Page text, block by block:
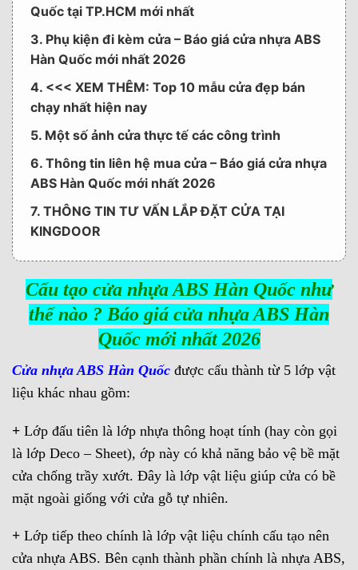
Quốc tại TP.HCM mới nhất
3. Phụ kiện đi kèm cửa – Báo giá cửa nhựa ABS
Hàn Quốc mới nhất 2026
4. <<< XEM THÊM: Top 10 mẫu cửa đẹp bán
chạy nhất hiện nay
5. Một số ảnh cửa thực tế các công trình
6. Thông tin liên hệ mua cửa – Báo giá cửa nhựa
ABS Hàn Quốc mới nhất 2026
7. THÔNG TIN TƯ VẤN LẮP ĐẶT CỬA TẠI
KINGDOOR
Cấu tạo cửa nhựa ABS Hàn Quốc như
thế nào ? Báo giá cửa nhựa ABS Hàn
Quốc mới nhất 2026
Cửa nhựa ABS Hàn Quốc được cấu thành từ 5 lớp vật
liệu khác nhau gồm:
+ Lớp đấu tiên là lớp nhựa thông hoạt tính (hay còn gọi
là lớp Deco – Sheet), ớp này có khả năng bảo vệ bề mặt
cửa chống trầy xướt. Đây là lớp vật liệu giúp cửa có bề
mặt ngoài giống với cửa gỗ tự nhiên.
+ Lớp tiếp theo chính là lớp vật liệu chính cấu tạo nên
cửa nhựa ABS. Bên cạnh thành phần chính là nhựa ABS,